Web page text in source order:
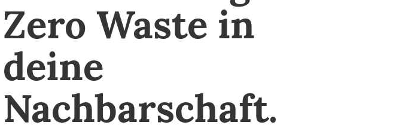
Zero Waste in
deine
Nachbarschaft.